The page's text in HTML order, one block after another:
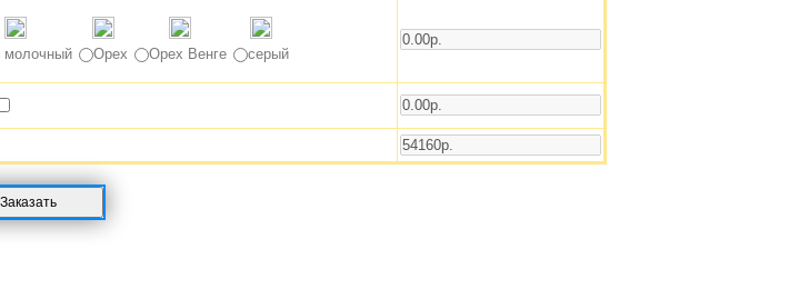
молочный Орех Орех Венге серый